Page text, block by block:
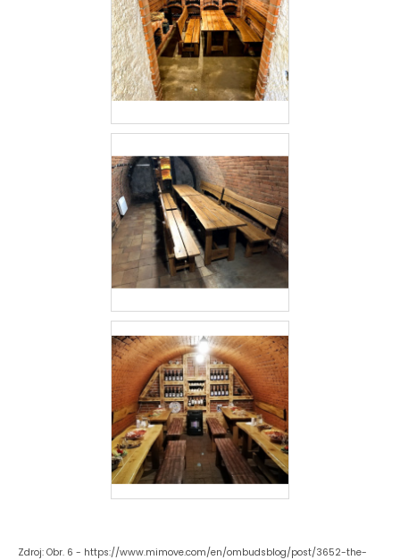
Zdroj: Obr. 6 - https://www.mimove.com/en/ombudsblog/post/3652-the-